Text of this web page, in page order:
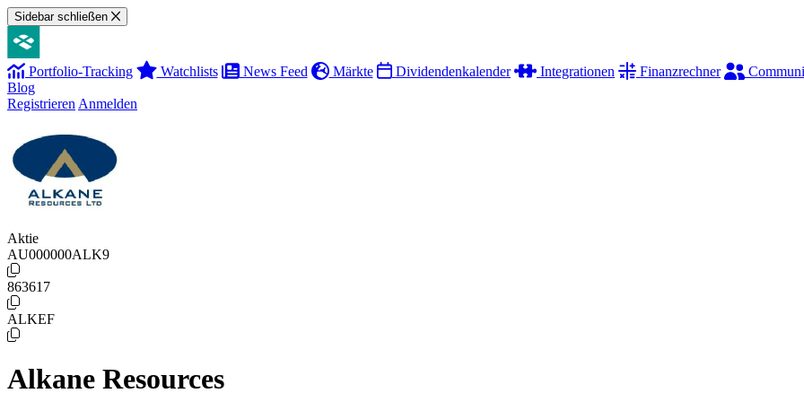
Sidebar schließen
Portfolio-Tracking Watchlists News Feed Märkte Dividendenkalender Integrationen Finanzrechner
Blog
Registrieren Anmelden
Aktie
AU000000ALK9
863617
ALKEF
Alkane Resources